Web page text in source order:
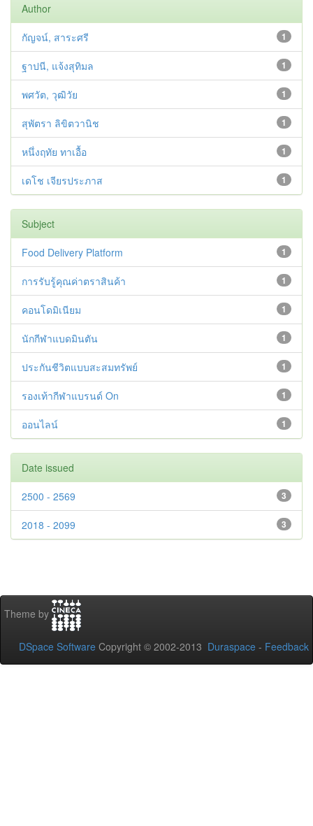
Author
1
กัญจน์, สาระศรี
1
ฐาปนี, แจ้งสุทิมล
1
พศวัต, วุฒิวัย
1
สุพัตรา ลิขิตวานิช
1
หนึ่งฤทัย ทาเอื้อ
1
เดโช เจียรประภาส
Subject
1
Food Delivery Platform
1
การรับรู้คุณค่าตราสินค้า
1
คอนโดมิเนียม
1
นักกีฬาแบดมินตัน
1
ประกันชีวิตแบบสะสมทรัพย์
1
รองเท้ากีฬาแบรนด์ On
1
ออนไลน์
Date issued
3
2500 - 2569
3
2018 - 2099
Theme by
DSpace Software Copyright © 2002-2013 Duraspace - Feedback